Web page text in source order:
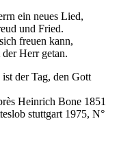
ein neues Lied,
und Fried.
freuen kann,
Herr getan.
Tag, den Gott
Bone 1851
1975, N°